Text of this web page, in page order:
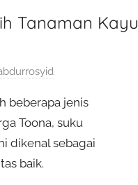
Tanaman Kayu
beberapa jenis
Toona, suku
dikenal sebagai
baik.